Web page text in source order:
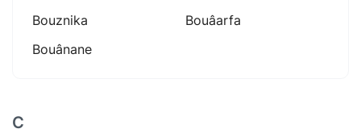
Bouznika
Bouâarfa
Bouânane
C